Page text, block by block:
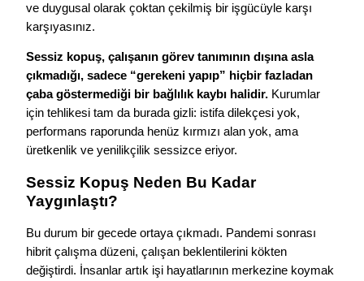
ve duygusal olarak çoktan çekilmiş bir işgücüyle karşı
karşıyasınız.
Sessiz kopuş, çalışanın görev tanımının dışına asla
çıkmadığı, sadece “gerekeni yapıp” hiçbir fazladan
çaba göstermediği bir bağlılık kaybı halidir. Kurumlar
için tehlikesi tam da burada gizli: istifa dilekçesi yok,
performans raporunda henüz kırmızı alan yok, ama
üretkenlik ve yenilikçilik sessizce eriyor.
Sessiz Kopuş Neden Bu Kadar
Yaygınlaştı?
Bu durum bir gecede ortaya çıkmadı. Pandemi sonrası
hibrit çalışma düzeni, çalışan beklentilerini kökten
değiştirdi. İnsanlar artık işi hayatlarının merkezine koymak